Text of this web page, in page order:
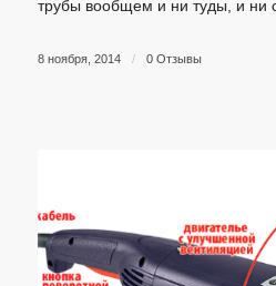
трубы вообщем и ни туды, и ни
8 ноября, 2014 / 0 Отзывы